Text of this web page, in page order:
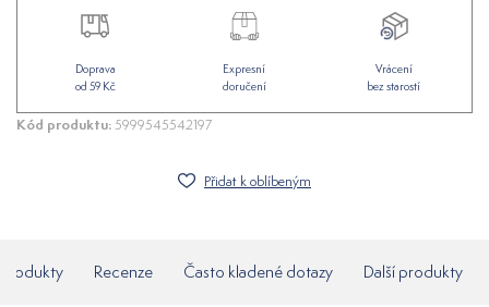
Doprava
od 59 Kč
Expresní
doručení
Vrácení
bez starostí
Kód produktu: 5999545542197
Přidat k oblíbeným
Recenze Často kladené dotazy Další produkty